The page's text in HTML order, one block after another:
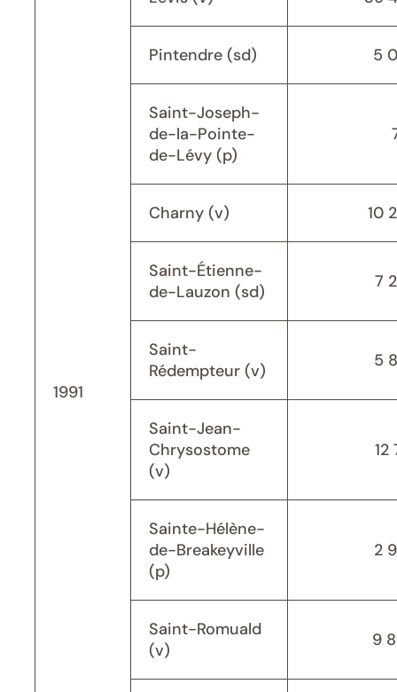
1991
Pintendre (sd) 5
Saint-Joseph-
de-la-Pointe-
de-Lévy (p)
Charny (v) 10
Saint-Étienne-
de-Lauzon (sd)
7
Saint-
Rédempteur (v)
5
Saint-Jean-
Chrysostome
(v)
12
Sainte-Hélène-
de-Breakeyville
(p)
2
Saint-Romuald
(v)
9